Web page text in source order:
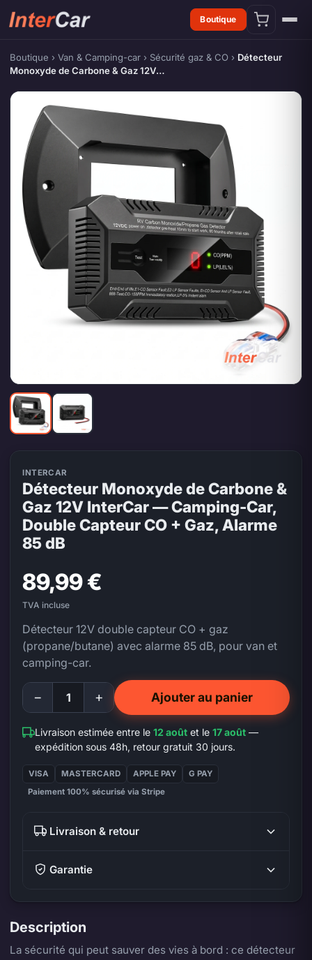
Boutique
Boutique › Van & Camping-car › Sécurité gaz & CO › Détecteur
Monoxyde de Carbone & Gaz 12V…
INTERCAR
Détecteur Monoxyde de Carbone &
Gaz 12V InterCar — Camping-Car,
Double Capteur CO + Gaz, Alarme
85 dB
89,99 €
TVA incluse
Détecteur 12V double capteur CO + gaz
(propane/butane) avec alarme 85 dB, pour van et
camping-car.
− + Ajouter au panier
Livraison estimée entre le12 août et le17 août —
expédition sous 48h, retour gratuit 30 jours.
VISA MASTERCARD APPLE PAY
G PAY
Paiement 100% sécurisé via Stripe
Livraison & retour
Garantie
Description
La sécurité qui peut sauver des vies à bord : ce détecteur